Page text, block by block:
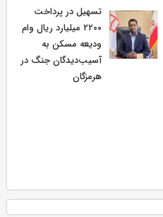
تسهیل در پرداخت
۲۲۰۰ میلیارد ریال وام
ودیعه مسکن به
آسیب‌دیدگان جنگ در
هرمزگان